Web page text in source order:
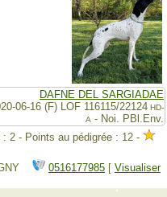
DAFNE DEL SARGIADAE
06-16 (F) LOF 116115/22124 HD-
A - Noi. PBl.Env.
2 - Points au pédigrée : 12 -
0516177985 [ Visualiser